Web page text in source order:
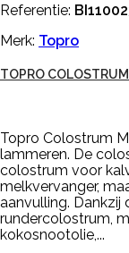
Referentie:
Merk: Topro
TOPRO
Topro Colostrum
lammeren. De
colostrum voor
melkvervanger,
aanvulling.
rundercolostrum,
kokosnootolie,...